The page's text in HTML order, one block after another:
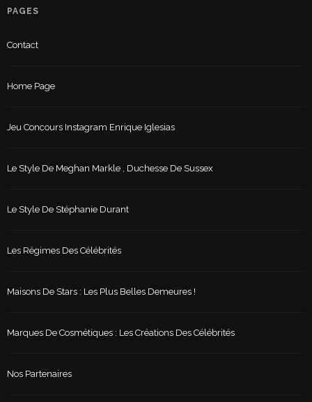
PAGES
Contact
Home Page
Jeu Concours Instagram Enrique Iglesias
Le Style De Meghan Markle , Duchesse De Sussex
Le Style De Stéphanie Durant
Les Régimes Des Célébrités
Maisons De Stars : Les Plus Belles Demeures !
Marques De Cosmétiques : Les Créations Des Célébrités
Nos Partenaires